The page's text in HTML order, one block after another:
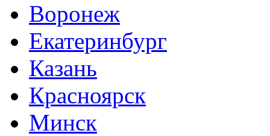
Воронеж
Екатеринбург
Казань
Красноярск
Минск